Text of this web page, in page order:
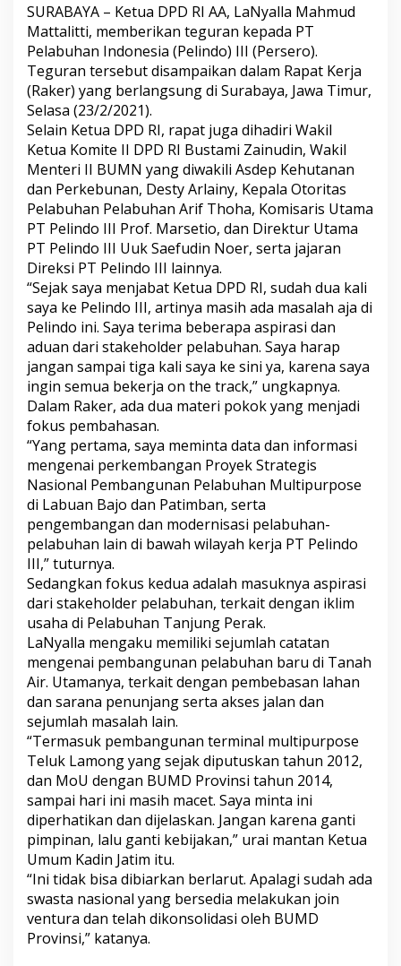
K
e
m
b
a
l
i
T
e
g
r
P
e
i
n
d
o
I
I
SURABAYA – Ketua DPD RI AA, LaNyalla Mahmud
Mattalitti, memberikan teguran kepada PT
Pelabuhan Indonesia (Pelindo) III (Persero).
Teguran tersebut disampaikan dalam Rapat Kerja
(Raker) yang berlangsung di Surabaya, Jawa Timur,
Selasa (23/2/2021).
Selain Ketua DPD RI, rapat juga dihadiri Wakil
Ketua Komite II DPD RI Bustami Zainudin, Wakil
Menteri II BUMN yang diwakili Asdep Kehutanan
dan Perkebunan, Desty Arlainy, Kepala Otoritas
Pelabuhan Pelabuhan Arif Thoha, Komisaris Utama
PT Pelindo III Prof. Marsetio, dan Direktur Utama
PT Pelindo III Uuk Saefudin Noer, serta jajaran
Direksi PT Pelindo III lainnya.
“Sejak saya menjabat Ketua DPD RI, sudah dua kali
saya ke Pelindo III, artinya masih ada masalah aja di
Pelindo ini. Saya terima beberapa aspirasi dan
aduan dari stakeholder pelabuhan. Saya harap
jangan sampai tiga kali saya ke sini ya, karena saya
ingin semua bekerja on the track,” ungkapnya.
Dalam Raker, ada dua materi pokok yang menjadi
fokus pembahasan.
“Yang pertama, saya meminta data dan informasi
mengenai perkembangan Proyek Strategis
Nasional Pembangunan Pelabuhan Multipurpose
di Labuan Bajo dan Patimban, serta
pengembangan dan modernisasi pelabuhan-
pelabuhan lain di bawah wilayah kerja PT Pelindo
III,” tuturnya.
Sedangkan fokus kedua adalah masuknya aspirasi
dari stakeholder pelabuhan, terkait dengan iklim
usaha di Pelabuhan Tanjung Perak.
LaNyalla mengaku memiliki sejumlah catatan
mengenai pembangunan pelabuhan baru di Tanah
Air. Utamanya, terkait dengan pembebasan lahan
dan sarana penunjang serta akses jalan dan
sejumlah masalah lain.
“Termasuk pembangunan terminal multipurpose
Teluk Lamong yang sejak diputuskan tahun 2012,
dan MoU dengan BUMD Provinsi tahun 2014,
sampai hari ini masih macet. Saya minta ini
diperhatikan dan dijelaskan. Jangan karena ganti
pimpinan, lalu ganti kebijakan,” urai mantan Ketua
Umum Kadin Jatim itu.
“Ini tidak bisa dibiarkan berlarut. Apalagi sudah ada
swasta nasional yang bersedia melakukan join
ventura dan telah dikonsolidasi oleh BUMD
Provinsi,” katanya.